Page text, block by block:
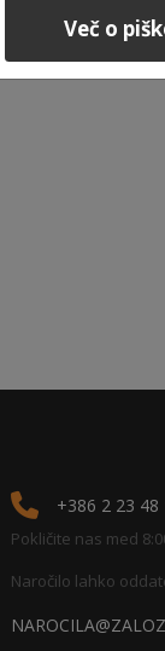
+386 2 23 48
Pokličite nas med
Naročilo lahko
Več o